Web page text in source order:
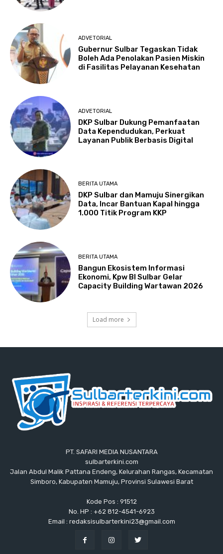
ADVETORIAL
Gubernur Sulbar Tegaskan Tidak
Boleh Ada Penolakan Pasien Miskin
di Fasilitas Pelayanan Kesehatan
ADVETORIAL
DKP Sulbar Dukung Pemanfaatan
Data Kependudukan, Perkuat
Layanan Publik Berbasis Digital
BERITA UTAMA
DKP Sulbar dan Mamuju Sinergikan
Data, Incar Bantuan Kapal hingga
1.000 Titik Program KKP
BERITA UTAMA
Bangun Ekosistem Informasi
Ekonomi, Kpw BI Sulbar Gelar
Capacity Building Wartawan 2026
Load more
PT. SAFARI MEDIA NUSANTARA
sulbarterkini.com
Jalan Abdul Malik Pattana Endeng, Kelurahan Rangas, Kecamatan
Simboro, Kabupaten Mamuju, Provinsi Sulawesi Barat
Kode Pos : 91512
No. HP : +62 812-4541-6923
Email : redaksisulbarterkini23@gmail.com